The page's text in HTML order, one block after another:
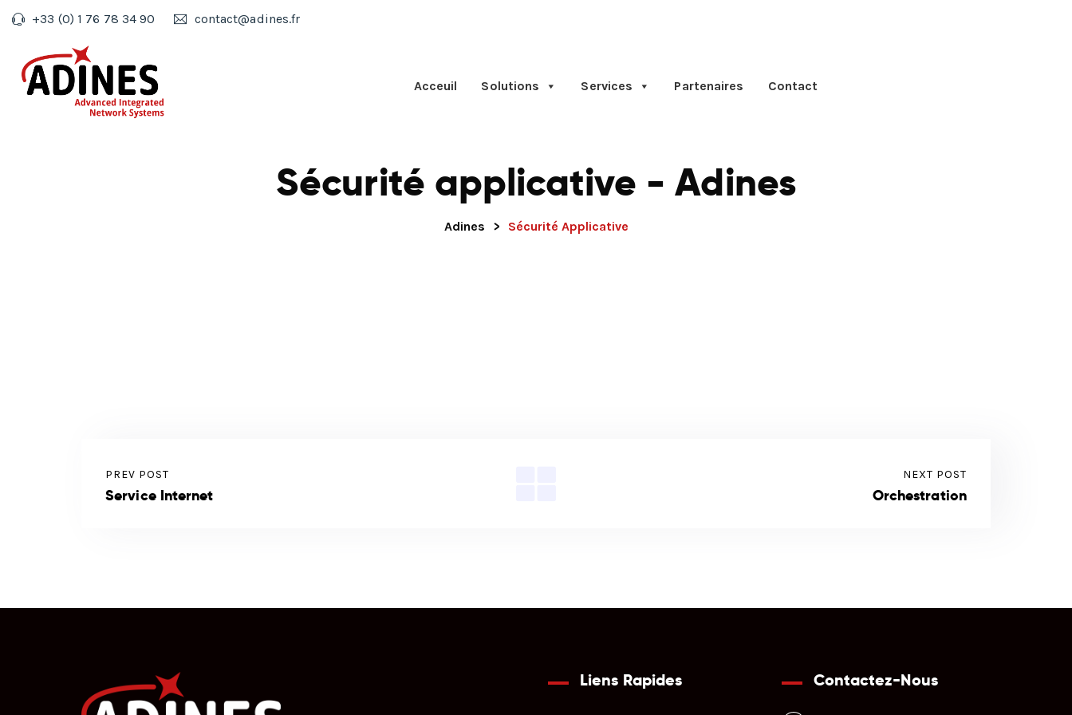
+33 (0) 1 76 78 34 90 contact@adines.fr
Acceuil Solutions Services Partenaires Contact
Sécurité applicative - Adines
Adines > Sécurité Applicative
PREV POST
Service Internet
NEXT POST
Orchestration
Liens Rapides Contactez-Nous